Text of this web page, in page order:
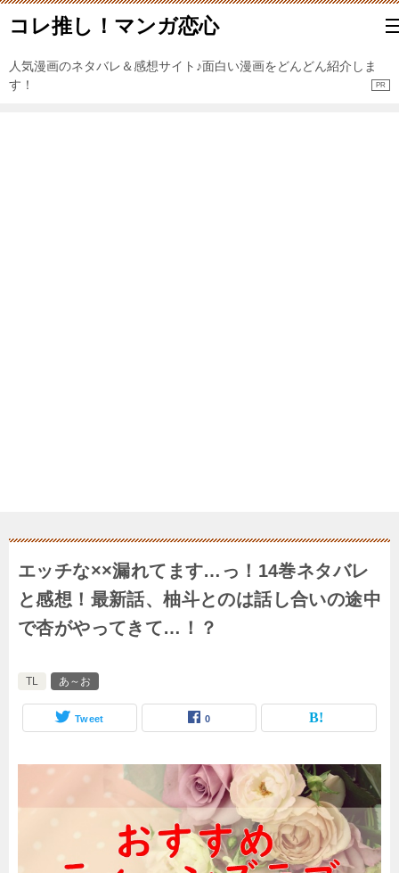
コレ推し！マンガ恋心
人気漫画のネタバレ＆感想サイト♪面白い漫画をどんどん紹介しま
す！
エッチな××漏れてます…っ！14巻ネタバレ
と感想！最新話、柚斗とのは話し合いの途中
で杏がやってきて…！？
TL あ～お
Tweet 0